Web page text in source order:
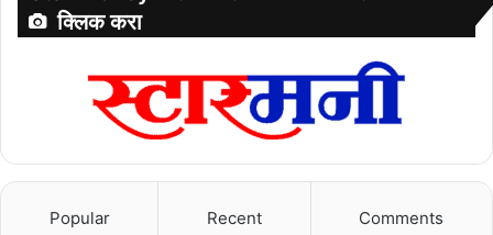
क्लिक करा
Popular Recent Comments